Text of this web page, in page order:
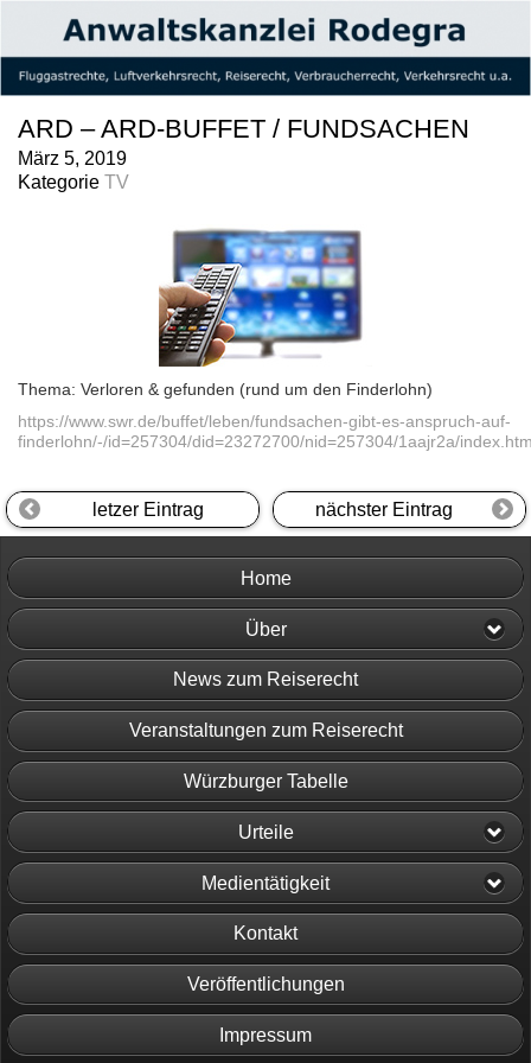
ARD – ARD-BUFFET / FUNDSACHEN
März 5, 2019
Kategorie TV
Thema: Verloren & gefunden (rund um den Finderlohn)
https://www.swr.de/buffet/leben/fundsachen-gibt-es-anspruch-auf-
finderlohn/-/id=257304/did=23272700/nid=257304/1aajr2a/
letzer Eintrag nächster Eintrag
Home
Über
News zum Reiserecht
Veranstaltungen zum Reiserecht
Würzburger Tabelle
Urteile
Medientätigkeit
Kontakt
Veröffentlichungen
Impressum